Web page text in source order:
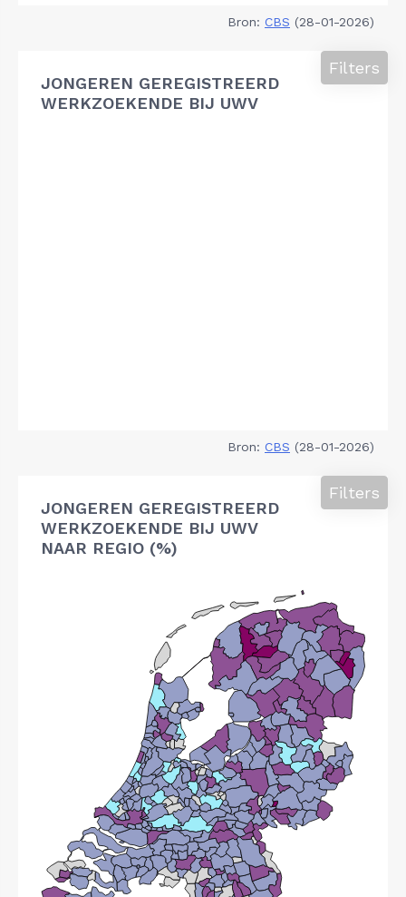
Bron: CBS (28-01-2026)
JONGEREN GEREGISTREERD
WERKZOEKENDE BIJ UWV
Filters
Bron: CBS (28-01-2026)
JONGEREN GEREGISTREERD
WERKZOEKENDE BIJ UWV
NAAR REGIO (%)
Filters